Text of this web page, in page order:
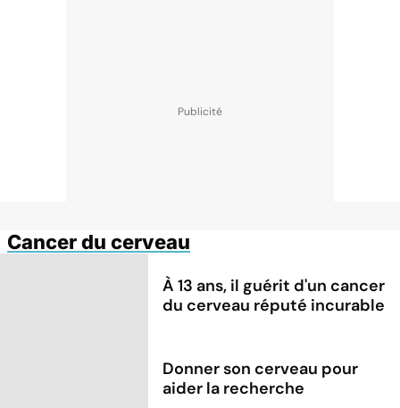
Cancer du cerveau
À 13 ans, il guérit d'un cancer
du cerveau réputé incurable
Donner son cerveau pour
aider la recherche